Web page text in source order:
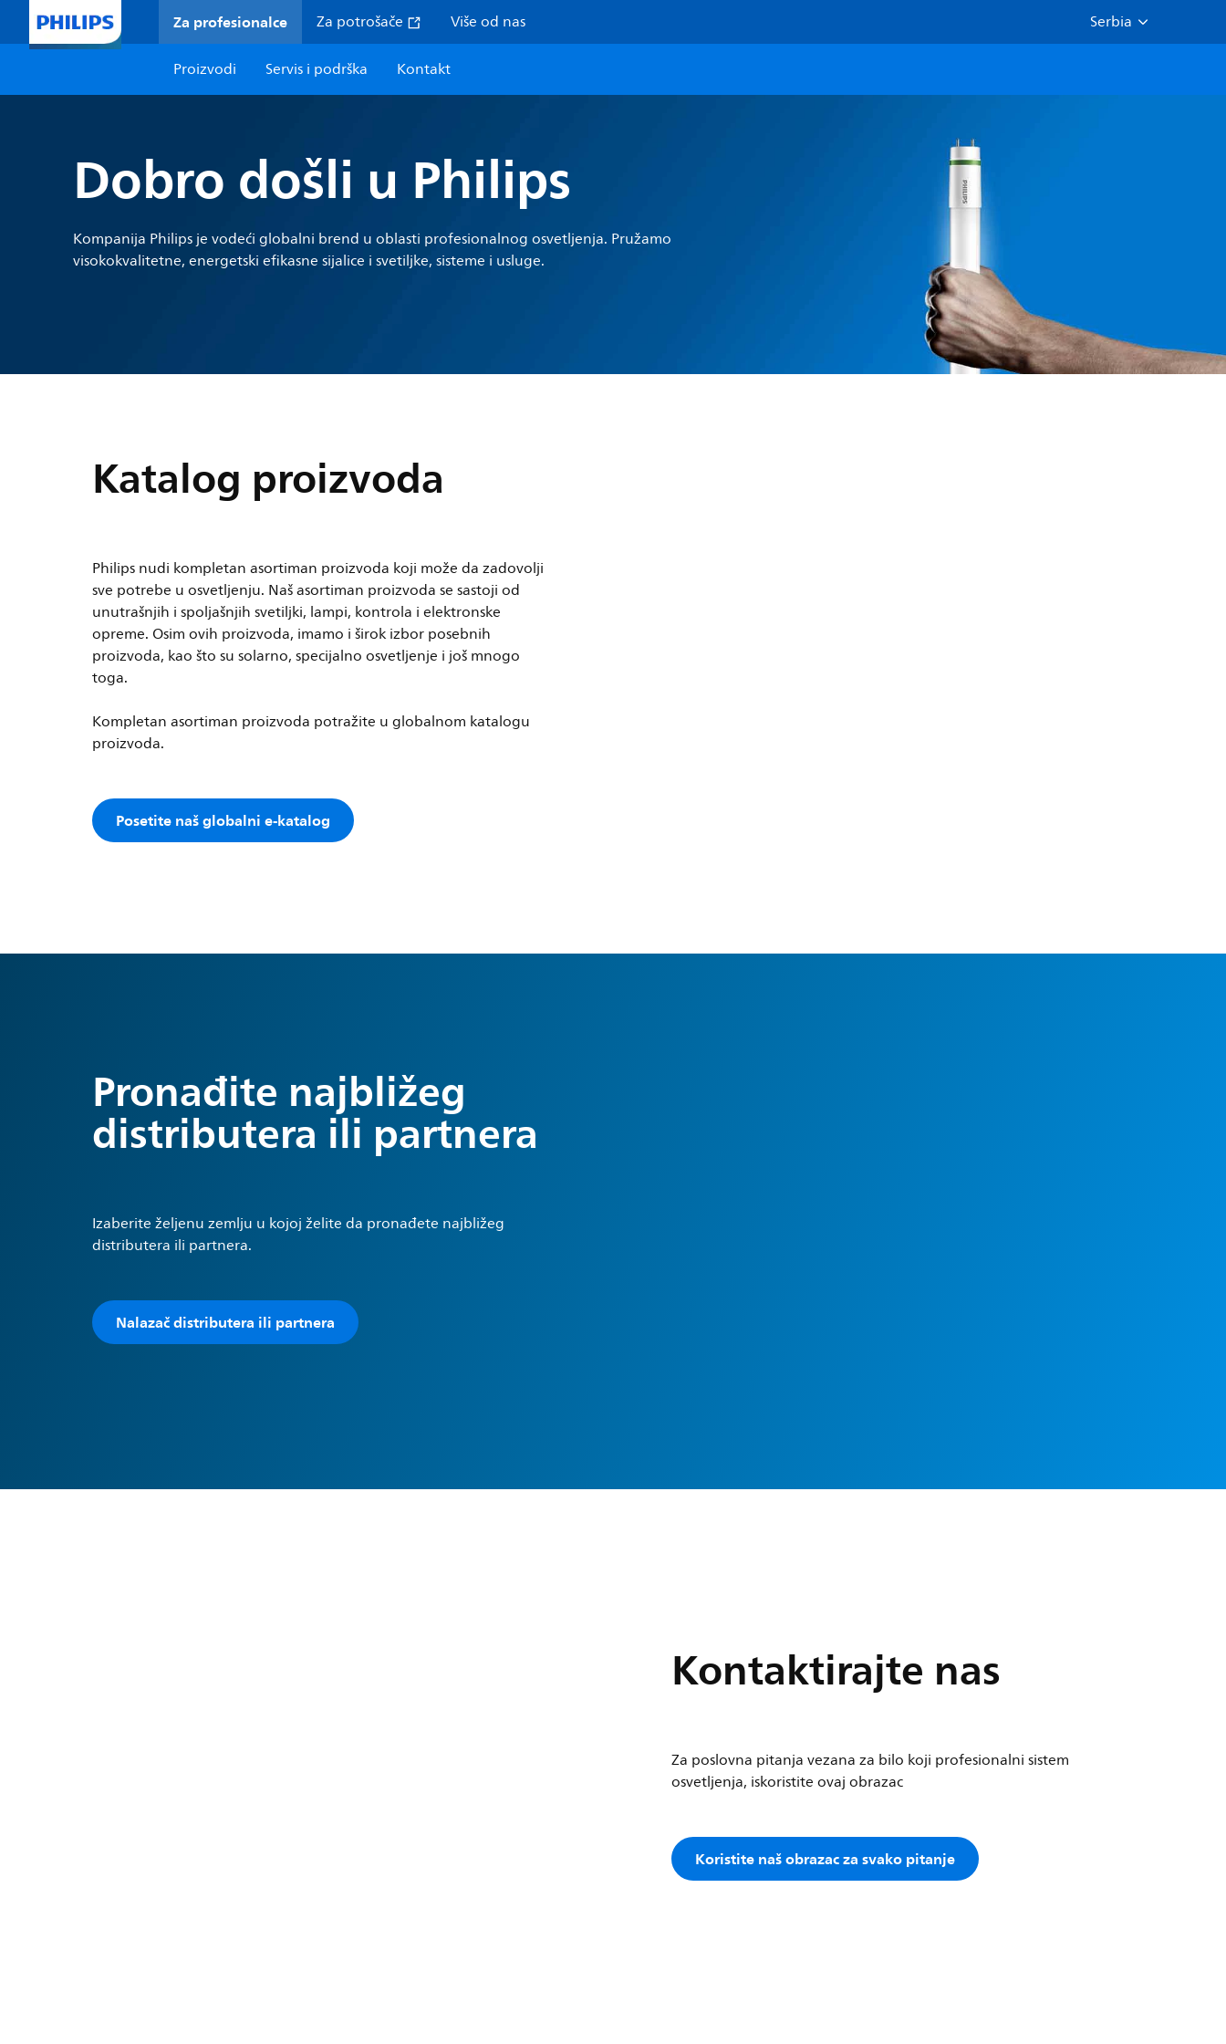
Za profesionalce Za potrošače Više od nas
Serbia
Proizvodi
Servis i podrška Kontakt
Dobro došli u Philips
Kompanija Philips je vodeći globalni brend u oblasti profesionalnog osvetljenja. Pružamo
visokokvalitetne, energetski efikasne sijalice i svetiljke, sisteme i usluge.
Katalog proizvoda
Philips nudi kompletan asortiman proizvoda koji može da zadovolji
sve potrebe u osvetljenju. Naš asortiman proizvoda se sastoji od
unutrašnjih i spoljašnjih svetiljki, lampi, kontrola i elektronske
opreme. Osim ovih proizvoda, imamo i širok izbor posebnih
proizvoda, kao što su solarno, specijalno osvetljenje i još mnogo
toga.
Kompletan asortiman proizvoda potražite u globalnom katalogu
proizvoda.
Posetite naš globalni e-katalog
Pronađite najbližeg
distributera ili partnera
Izaberite željenu zemlju u kojoj želite da pronađete najbližeg
distributera ili partnera.
Nalazač distributera ili partnera
Kontaktirajte nas
Za poslovna pitanja vezana za bilo koji profesionalni sistem
osvetljenja, iskoristite ovaj obrazac
Koristite naš obrazac za svako pitanje